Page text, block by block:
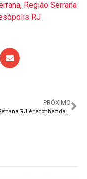
, Região Serrana
RJ
PRÓXIMO